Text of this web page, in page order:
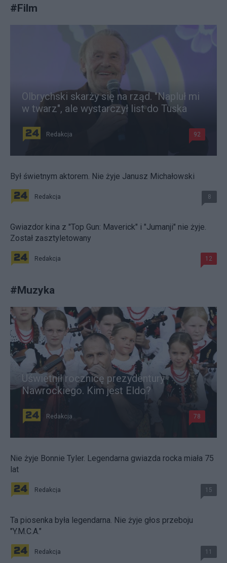
#Film
Olbrychski skarży się na rząd. "Napluł mi
w twarz", ale wystarczył list do Tuska
Redakcja 92
Był świetnym aktorem. Nie żyje Janusz Michałowski
Redakcja 8
Gwiazdor kina z "Top Gun: Maverick" i "Jumanji" nie żyje.
Został zasztyletowany
Redakcja 12
#Muzyka
Uświetnił rocznicę prezydentury
Nawrockiego. Kim jest Eldo?
Redakcja 78
Nie żyje Bonnie Tyler. Legendarna gwiazda rocka miała 75
lat
Redakcja 15
Ta piosenka była legendarna. Nie żyje głos przeboju
"Y.M.C.A."
Redakcja 11